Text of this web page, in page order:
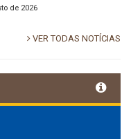
de 2026
VER TODAS NOTÍCIAS